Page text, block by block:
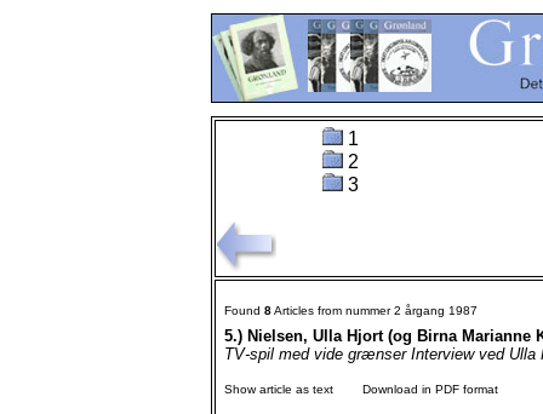
1
2
3
Found 8Articles from nummer 2 årgang 1987
5.) Nielsen, Ulla Hjort (og Birna Marianne
TV-spil med vide grænser Interview ved Ulla
Show article as text Download in PDF format